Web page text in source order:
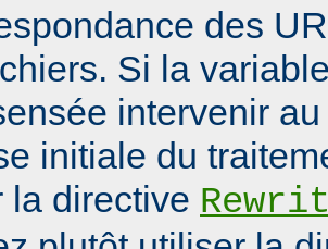
des
Si la
intervenir
initiale du
la directive